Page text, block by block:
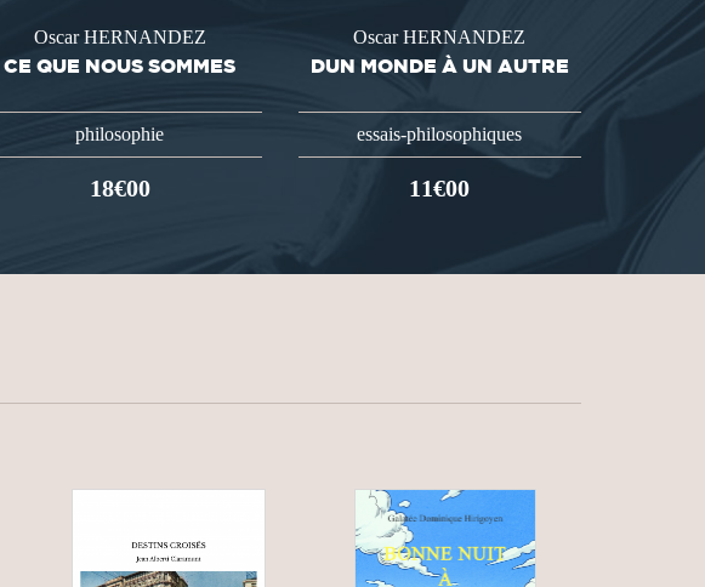
Oscar HERNANDEZ
CE QUE NOUS SOMMES
philosophie
18€00
Oscar HERNANDEZ
DUN MONDE À UN AUTRE
essais-philosophiques
11€00